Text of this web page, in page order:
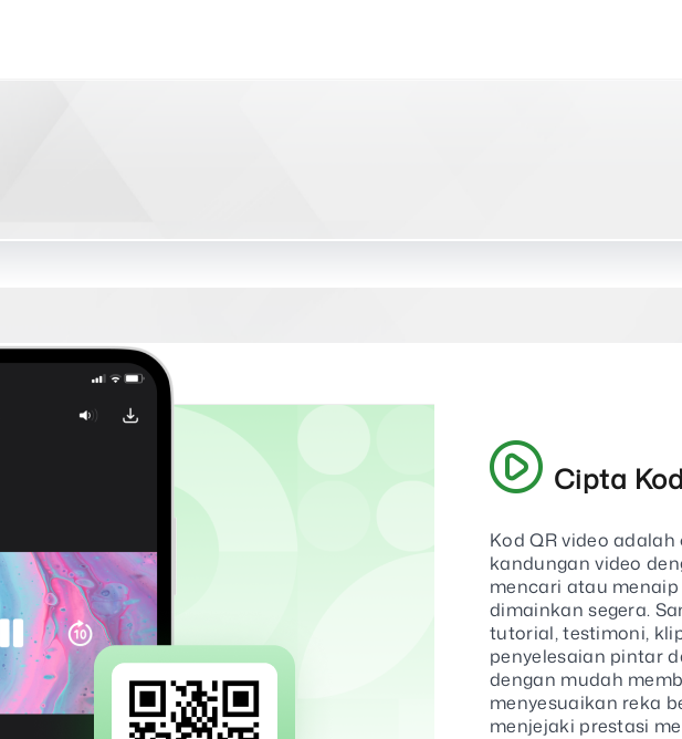
Cipta
Kod QR video
kandungan video
mencari atau
dimainkan segera.
tutorial, testimoni,
penyelesaian pintar
dengan mudah
menyesuaikan reka
menjejaki prestasi